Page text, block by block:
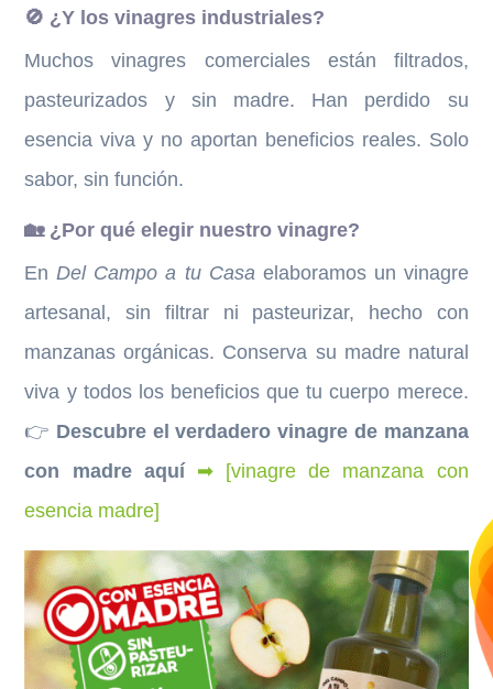
🚫 ¿Y los vinagres industriales?
Muchos vinagres comerciales están filtrados,
pasteurizados y sin madre. Han perdido su
esencia viva y no aportan beneficios reales. Solo
sabor, sin función.
🏡 ¿Por qué elegir nuestro vinagre?
EnDel Campo a tu Casaelaboramos un vinagre
artesanal, sin filtrar ni pasteurizar, hecho con
manzanas orgánicas. Conserva su madre natural
viva y todos los beneficios que tu cuerpo merece.
👉 Descubre el verdadero vinagre de manzana
con madre aquí ➡
[vinagre de manzana con
esencia madre]